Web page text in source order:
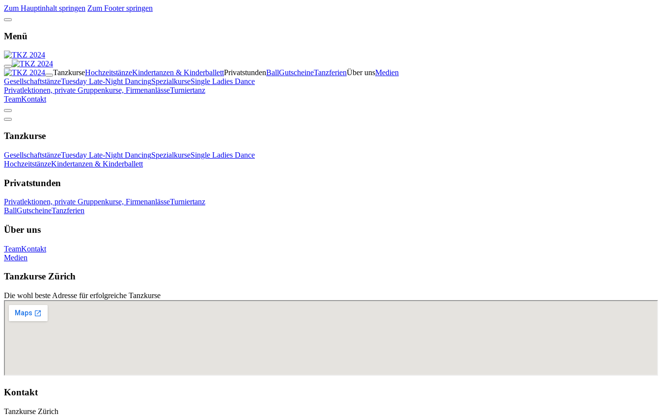
Zum Hauptinhalt springen Zum Footer springen
Menü
TanzkurseHochzeitstänzeKindertanzen & KinderballettPrivatstundenBallGutscheineTanzferienÜber unsMedien
GesellschaftstänzeTuesday Late-Night DancingSpezialkurseSingle Ladies Dance
Privatlektionen, private Gruppenkurse, FirmenanlässeTurniertanz
TeamKontakt
Tanzkurse
GesellschaftstänzeTuesday Late-Night DancingSpezialkurseSingle Ladies Dance
HochzeitstänzeKindertanzen & Kinderballett
Privatstunden
Privatlektionen, private Gruppenkurse, FirmenanlässeTurniertanz
BallGutscheineTanzferien
Über uns
TeamKontakt
Medien
Tanzkurse Zürich
Die wohl beste Adresse für erfolgreiche Tanzkurse
Kontakt
Tanzkurse Zürich